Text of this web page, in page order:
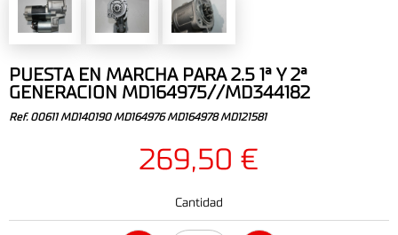
PUESTA EN MARCHA PARA 2.5 1ª Y 2ª
GENERACION MD164975//MD344182
Ref. 00611 MD140190 MD164976 MD164978 MD121581
269,50 €
Cantidad